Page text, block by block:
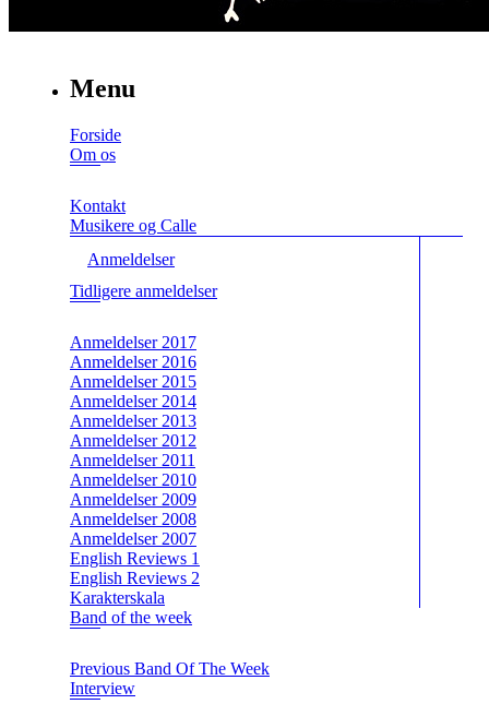
Menu
Forside
Om os
Kontakt
Musikere og Calle
Anmeldelser
Tidligere anmeldelser
Anmeldelser 2017
Anmeldelser 2016
Anmeldelser 2015
Anmeldelser 2014
Anmeldelser 2013
Anmeldelser 2012
Anmeldelser 2011
Anmeldelser 2010
Anmeldelser 2009
Anmeldelser 2008
Anmeldelser 2007
English Reviews 1
English Reviews 2
Karakterskala
Band of the week
Previous Band Of The Week
Interview